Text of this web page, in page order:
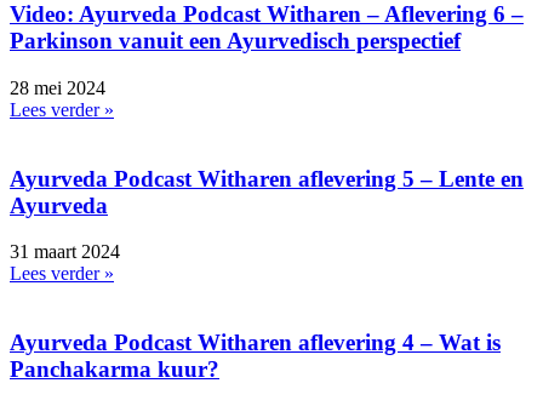
Video: Ayurveda Podcast Witharen – Aflevering 6 –
Parkinson vanuit een Ayurvedisch perspectief
28 mei 2024
Lees verder »
Ayurveda Podcast Witharen aflevering 5 – Lente en
Ayurveda
31 maart 2024
Lees verder »
Ayurveda Podcast Witharen aflevering 4 – Wat is
Panchakarma kuur?